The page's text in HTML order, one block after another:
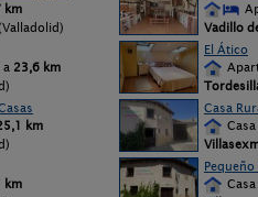
km
Vadillo
a 23,6 km
El Ático
km
Casa
km
Pequeño